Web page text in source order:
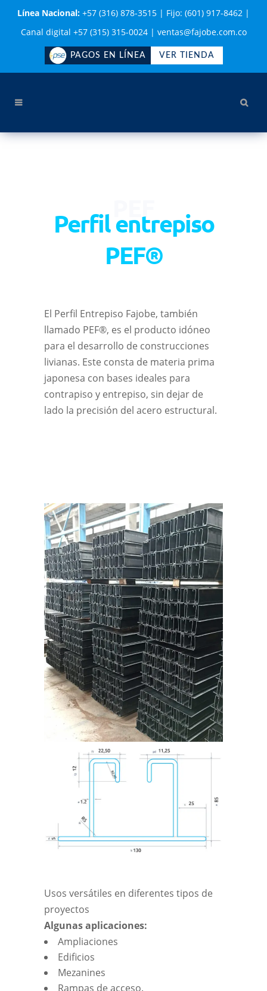
Línea Nacional: +57 (316) 878-3515 | Fijo: (601) 917-8462 |
Canal digital +57 (315) 315-0024| ventas@fajobe.com.co
PAGOS EN LÍNEA VER TIENDA
Perfil entrepiso
PEF®
El Perfil Entrepiso Fajobe, también
llamado PEF®, es el producto idóneo
para el desarrollo de construcciones
livianas. Este consta de materia prima
japonesa con bases ideales para
contrapiso y entrepiso, sin dejar de
lado la precisión del acero estructural.
Usos versátiles en diferentes tipos de
proyectos
Algunas aplicaciones:
Ampliaciones
Edificios
Mezanines
Rampas de acceso.